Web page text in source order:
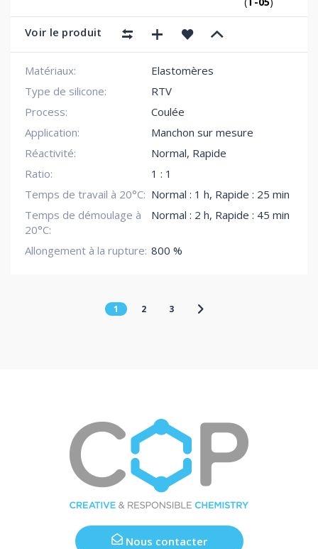
Voir le produit
Matériaux:
Elastomères
Type de silicone:
RTV
Process:
Coulée
Application:
Manchon sur mesure
Réactivité:
Normal, Rapide
Ratio:
1 : 1
Temps de travail à 20°C: Normal : 1 h, Rapide : 25 min
Temps de démoulage à
20°C:
Normal : 2 h, Rapide : 45 min
Allongement à la rupture: 800 %
1 2 3
Nous contacter